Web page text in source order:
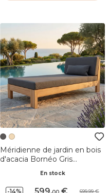
Méridienne de jardin en bois
d'acacia Bornéo Gris
En stock
-14% 599, 699,99